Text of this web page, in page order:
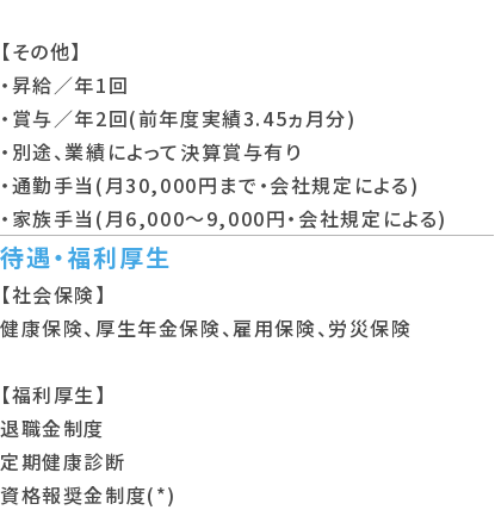
【その他】
・昇給／年1回
・賞与／年2回(前年度実績3.45ヵ月分)
・別途、業績によって決算賞与有り
・通勤手当(月30,000円まで・会社規定による)
・家族手当(月6,000～9,000円・会社規定による)
待遇・福利厚生
【社会保険】
健康保険、厚生年金保険、雇用保険、労災保険
【福利厚生】
退職金制度
定期健康診断
資格報奨金制度(*)